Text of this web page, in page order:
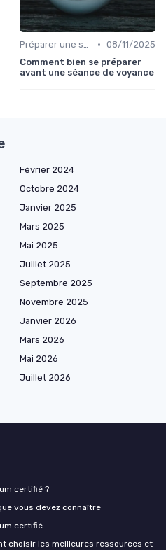
Préparer une session de voyance • 08/11/2025
Comment bien se préparer
avant une séance de voyance
Février 2024
Octobre 2024
Janvier 2025
Mars 2025
Mai 2025
Juillet 2025
Septembre 2025
Novembre 2025
Janvier 2026
Mars 2026
Mai 2026
Juillet 2026
certifié ?
vous devez connaître
certifié
choisir les meilleures ressources et